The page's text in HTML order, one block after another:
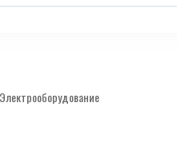
Электрооборудование